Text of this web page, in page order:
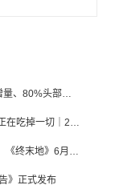
游戏AI“账本”公开：500亿利润增量、80%头部入局，谁在闷声发财？
端游“复活”，出海狂飙，小游戏正在吃掉一切｜2026上半年产业报告
仅苹果谷歌商店半年吸金超8亿，《终末地》6月份收入显著回暖
》正式发布